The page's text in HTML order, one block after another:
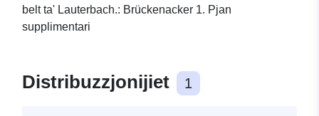
belt ta' Lauterbach.: Brückenacker 1. Pjan
supplimentari
Distribuzzjonijiet 1